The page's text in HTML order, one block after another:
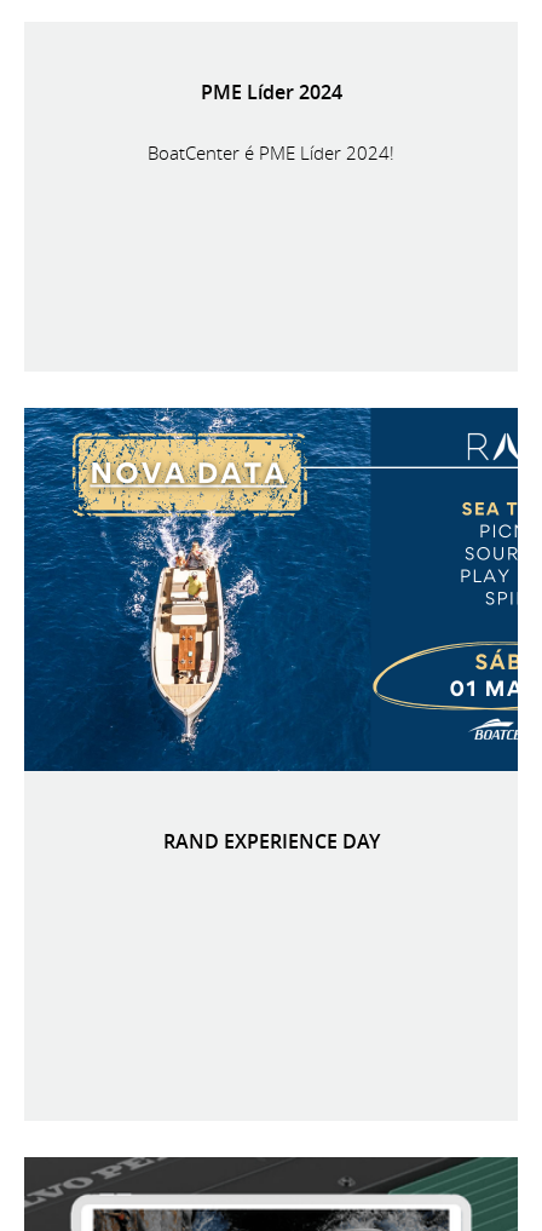
PME Líder 2024
BoatCenter é PME Líder 2024!
RAND EXPERIENCE DAY